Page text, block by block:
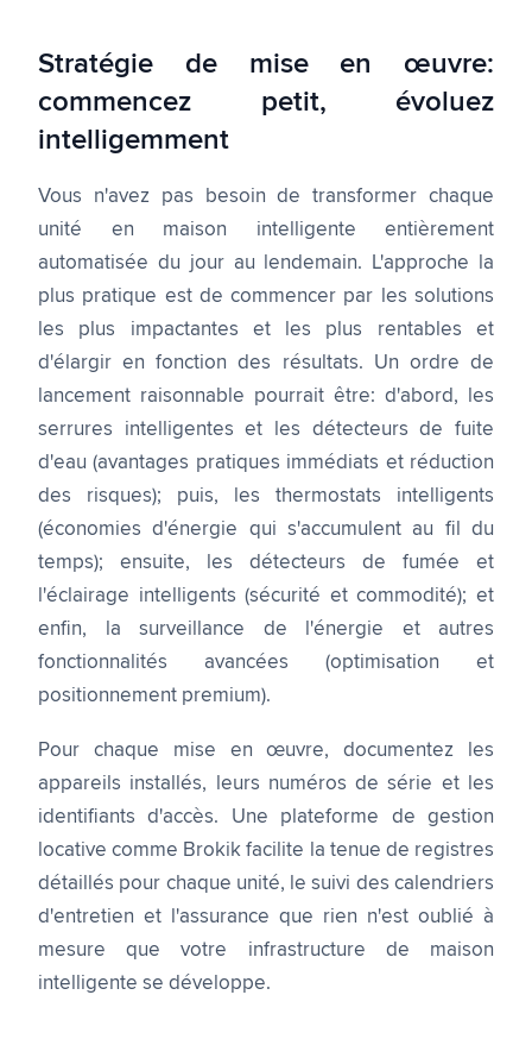
Stratégie de mise en œuvre:
commencez petit, évoluez
intelligemment
Vous n'avez pas besoin de transformer chaque
unité en maison intelligente entièrement
automatisée du jour au lendemain. L'approche la
plus pratique est de commencer par les solutions
les plus impactantes et les plus rentables et
d'élargir en fonction des résultats. Un ordre de
lancement raisonnable pourrait être: d'abord, les
serrures intelligentes et les détecteurs de fuite
d'eau (avantages pratiques immédiats et réduction
des risques); puis, les thermostats intelligents
(économies d'énergie qui s'accumulent au fil du
temps); ensuite, les détecteurs de fumée et
l'éclairage intelligents (sécurité et commodité); et
enfin, la surveillance de l'énergie et autres
fonctionnalités avancées (optimisation et
positionnement premium).
Pour chaque mise en œuvre, documentez les
appareils installés, leurs numéros de série et les
identifiants d'accès. Une plateforme de gestion
locative comme Brokik facilite la tenue de registres
détaillés pour chaque unité, le suivi des calendriers
d'entretien et l'assurance que rien n'est oublié à
mesure que votre infrastructure de maison
intelligente se développe.